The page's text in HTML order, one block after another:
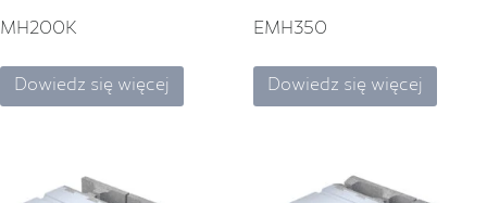
MH200K
Dowiedz się więcej
EMH350
Dowiedz się więcej